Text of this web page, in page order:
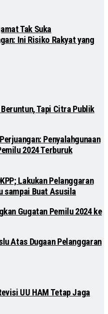
Tak Suka
Ini Risiko Rakyat yang
Tapi Citra Publik
Penyalahgunaan
2024 Terburuk
Lakukan Pelanggaran
sampai Buat Asusila
Gugatan Pemilu 2024 ke
Atas Dugaan Pelanggaran
UU HAM Tetap Jaga